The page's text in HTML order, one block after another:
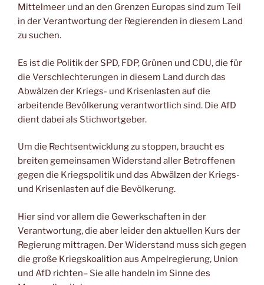
Mittelmeer und an den Grenzen Europas sind zum Teil
in der Verantwortung der Regierenden in diesem Land
zu suchen.
Es ist die Politik der SPD, FDP, Grünen und CDU, die für
die Verschlechterungen in diesem Land durch das
Abwälzen der Kriegs- und Krisenlasten auf die
arbeitende Bevölkerung verantwortlich sind. Die AfD
dient dabei als Stichwortgeber.
Um die Rechtsentwicklung zu stoppen, braucht es
breiten gemeinsamen Widerstand aller Betroffenen
gegen die Kriegspolitik und das Abwälzen der Kriegs-
und Krisenlasten auf die Bevölkerung.
Hier sind vor allem die Gewerkschaften in der
Verantwortung, die aber leider den aktuellen Kurs der
Regierung mittragen. Der Widerstand muss sich gegen
die große Kriegskoalition aus Ampelregierung, Union
und AfD richten– Sie alle handeln im Sinne des